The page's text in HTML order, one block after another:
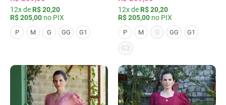
12x de R$ 20,20
R$ 205,00 no PIX
P M G GG G1
12x de R$ 20,20
R$ 205,00 no PIX
P M G GG G1
G2